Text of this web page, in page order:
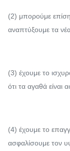
(2) μπορούμε
αναπτύξουμε τα
(3) έχουμε το
ότι τα αγαθά είναι
(4) έχουμε το
ασφαλίσουμε τον